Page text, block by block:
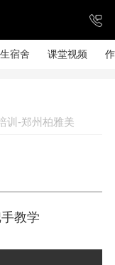
宿舍 课堂视频
训-郑州柏雅美
教学